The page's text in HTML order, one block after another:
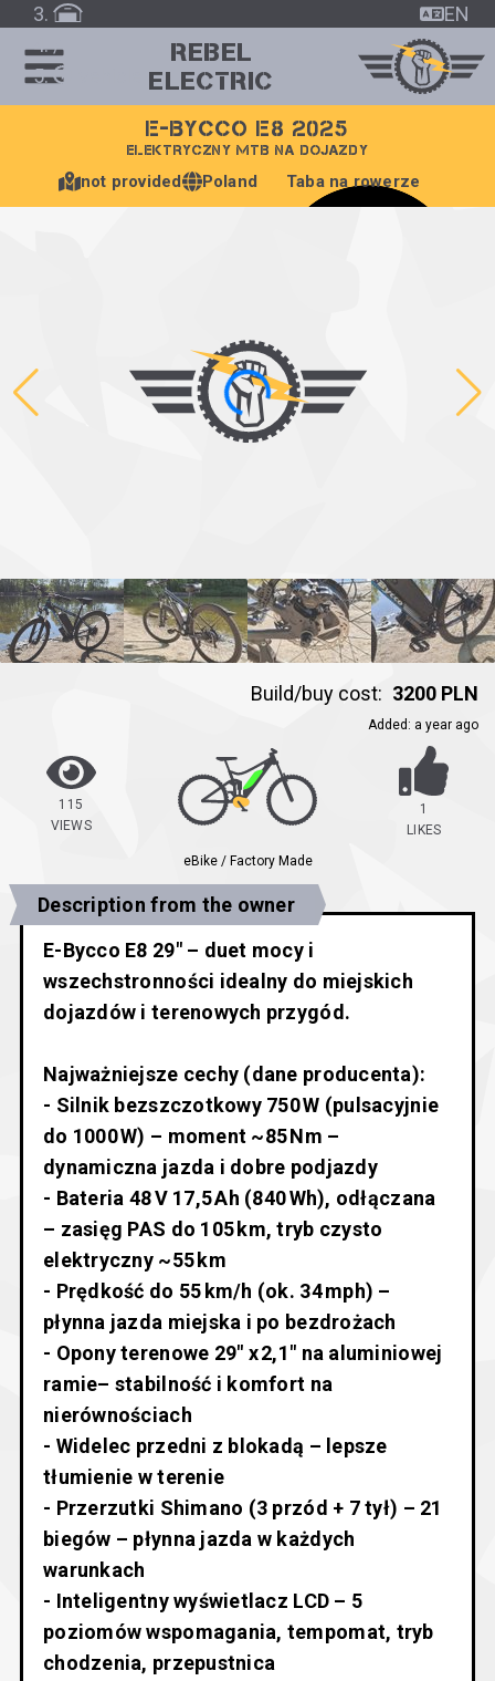
/
EN
REBEL
ELECTRIC
E-BYCCO E8 2025
ELEKTRYCZNY MTB NA DOJAZDY
not provided Poland Taba na rowerze
Build/buy cost: 3200 PLN
Added : a year ago
115
VIEWS
eBike / Factory Made
1
LIKES
Description from the owner
E-Bycco E8 29″ – duet mocy i
wszechstronności idealny do miejskich
dojazdów i terenowych przygód.
Najważniejsze cechy (dane producenta):
- Silnik bezszczotkowy 750 W (pulsacyjnie
do 1000 W) – moment ~85 Nm –
dynamiczna jazda i dobre podjazdy
- Bateria 48 V 17,5 Ah (840 Wh), odłączana
– zasięg PAS do 105 km, tryb czysto
elektryczny ~55 km
- Prędkość do 55 km/h (ok. 34 mph) –
płynna jazda miejska i po bezdrożach
- Opony terenowe 29″ x 2,1″ na aluminiowej
ramie– stabilność i komfort na
nierównościach
- Widelec przedni z blokadą – lepsze
tłumienie w terenie
- Przerzutki Shimano (3 przód + 7 tył) – 21
biegów – płynna jazda w każdych
warunkach
- Inteligentny wyświetlacz LCD – 5
poziomów wspomagania, tempomat, tryb
chodzenia, przepustnica